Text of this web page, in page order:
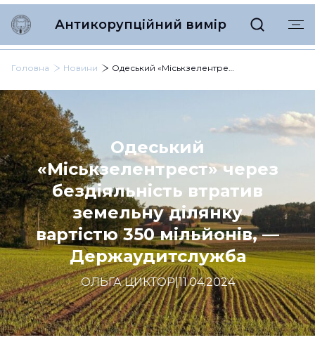
Антикорупційний вимір
Головна Новини Одеський «Міськзелентрест» через бездіяльність втратив земельну ділянку вартістю 350 мільйонів, — Держаудитслужба
Одеський
«Міськзелентрест» через
бездіяльність втратив
земельну ділянку
вартістю 350 мільйонів, —
Держаудитслужба
ОЛЬГА ЦИКТОР|11.04.2024